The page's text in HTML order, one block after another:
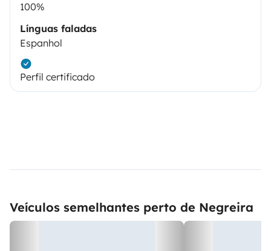
100%
Línguas faladas
Espanhol
Perfil certificado
Veículos semelhantes perto de Negreira